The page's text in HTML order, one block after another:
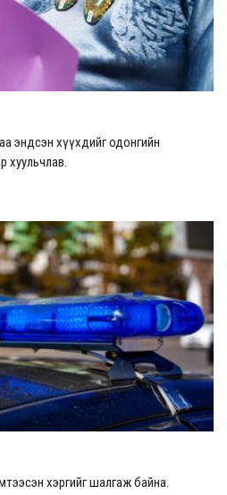
эндсэн хүүхдийг одонгийн
хуульчлав.
хэргийг шалгаж байна.